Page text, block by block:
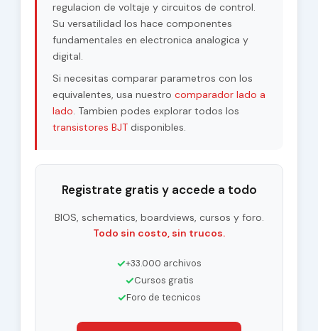
regulacion de voltaje y circuitos de control.
Su versatilidad los hace componentes
fundamentales en electronica analogica y
digital.
Si necesitas comparar parametros con los
equivalentes, usa nuestro comparador lado a
lado. Tambien podes explorar todos los
transistores BJTdisponibles.
Registrate gratis y accede a todo
BIOS, schematics, boardviews, cursos y foro.
Todo sin costo, sin trucos.
✓+33.000 archivos
✓Cursos gratis
✓Foro de tecnicos